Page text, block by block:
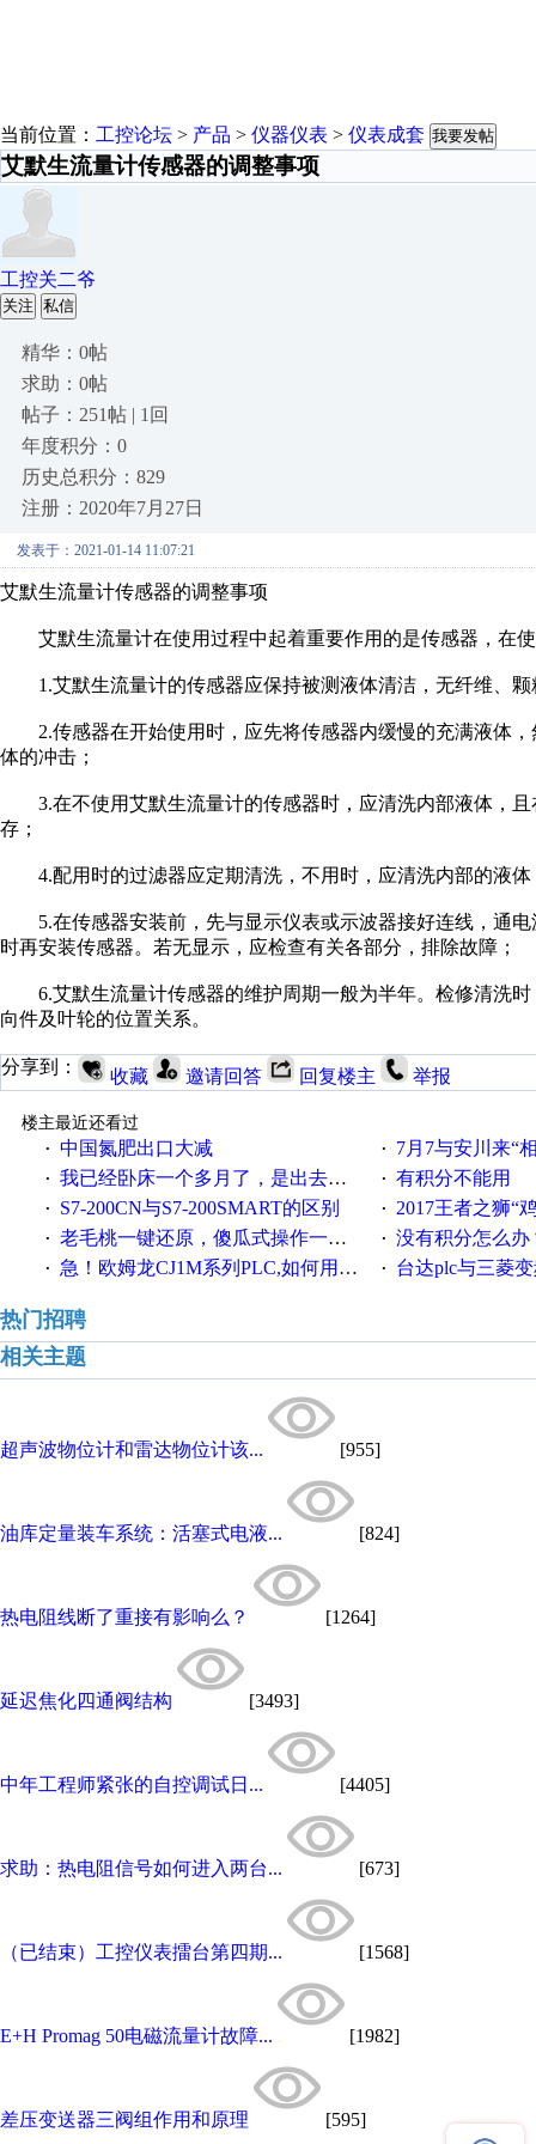
当前位置： 工控论坛 > 产品 > 仪器仪表 > 仪表成套 我要发帖
艾默生流量计传感器的调整事项
工控关二爷
关注 私信
精华：0帖
求助：0帖
帖子：251帖 | 1回
年度积分：0
历史总积分：829
注册：2020年7月27日
发表于：2021-01-14 11:07:21
艾默生流量计传感器的调整事项
艾默生流量计在使用过程中起着重要作用的是传感器，在
1.艾默生流量计的传感器应保持被测液体清洁，无纤维、颗
2.传感器在开始使用时，应先将传感器内缓慢的充满液体，
体的冲击；
3.在不使用艾默生流量计的传感器时，应清洗内部液体，且
存；
4.配用时的过滤器应定期清洗，不用时，应清洗内部的液体
5.在传感器安装前，先与显示仪表或示波器接好连线，通电
时再安装传感器。若无显示，应检查有关各部分，排除故障；
6.艾默生流量计传感器的维护周期一般为半年。检修清洗时
向件及叶轮的位置关系。
分享到： 收藏 邀请回答 回复楼主 举报
楼主最近还看过
· 中国氮肥出口大减 · 7月7与安川来“
· 我已经卧床一个多月了，是出去安装机械手在高速遭遇车祸所致:大家工作都要特别注意啊 · 有积分不能用
· S7-200CN与S7-200SMART的区别 · 2017王者之狮“鸡”情签到
· 老毛桃一键还原，傻瓜式操作一键轻松备份还原；程序为向导式安装，一键即可实现自动备份或还原系统。 · 没有积分怎么办
· 急！欧姆龙CJ1M系列PLC,如何用时间控制变频器。要求时间在组态王中可以自由输入！拜托各位大神了！ · 台达plc与三菱
热门招聘
相关主题
超声波物位计和雷达物位计该... [955]
油库定量装车系统：活塞式电液... [824]
热电阻线断了重接有影响么？ [1264]
延迟焦化四通阀结构 [3493]
中年工程师紧张的自控调试日... [4405]
求助：热电阻信号如何进入两台... [673]
（已结束）工控仪表擂台第四期... [1568]
E+H Promag 50电磁流量计故障... [1982]
差压变送器三阀组作用和原理 [595]